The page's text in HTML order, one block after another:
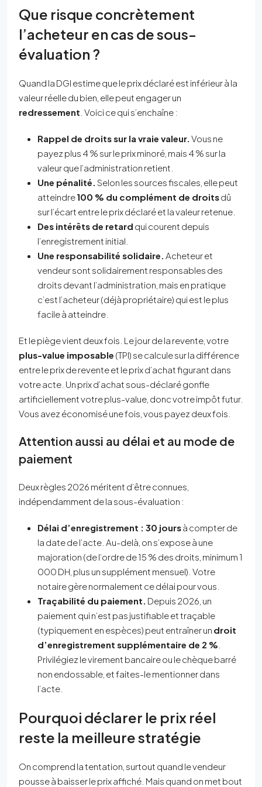
Que risque concrètement
l’acheteur en cas de sous-
évaluation ?
Quand la DGI estime que le prix déclaré est inférieur à la
valeur réelle du bien, elle peut engager un
redressement . Voici ce qui s’enchaîne :
Rappel de droits sur la vraie valeur. Vous ne
payez plus 4 % sur le prix minoré, mais 4 % sur la
valeur que l’administration retient.
Une pénalité. Selon les sources fiscales, elle peut
atteindre100 % du complément de droitsdû
sur l’écart entre le prix déclaré et la valeur retenue.
Des intérêts de retard qui courent depuis
l’enregistrement initial.
Une responsabilité solidaire. Acheteur et
vendeur sont solidairement responsables des
droits devant l’administration, mais en pratique
c’est l’acheteur (déjà propriétaire) qui est le plus
facile à atteindre.
Et le piège vient deux fois. Le jour de la revente, votre
plus-value imposable (TPI) se calcule sur la différence
entre le prix de revente et le prix d’achat figurant dans
votre acte. Un prix d’achat sous-déclaré gonfle
artificiellement votre plus-value, donc votre impôt futur.
Vous avez économisé une fois, vous payez deux fois.
Attention aussi au délai et au mode de
paiement
Deux règles 2026 méritent d’être connues,
indépendamment de la sous-évaluation :
Délai d’enregistrement : 30 joursà compter de
la date de l’acte. Au-delà, on s’expose à une
majoration (de l’ordre de 15 % des droits, minimum 1
000 DH, plus un supplément mensuel). Votre
notaire gère normalement ce délai pour vous.
Traçabilité du paiement. Depuis 2026, un
paiement qui n’est pas justifiable et traçable
(typiquement en espèces) peut entraîner un droit
d’enregistrement supplémentaire de 2 %
Privilégiez le virement bancaire ou le chèque barré
non endossable, et faites-le mentionner dans
l’acte.
Pourquoi déclarer le prix réel
reste la meilleure stratégie
On comprend la tentation, surtout quand le vendeur
pousse à baisser le prix affiché. Mais quand on met bout